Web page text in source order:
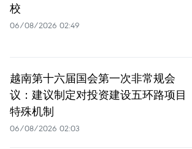
校
06/08/2026 02:49
越南第十六届国会第一次非常规会
议：建议制定对投资建设五环路项目
特殊机制
06/08/2026 02:03